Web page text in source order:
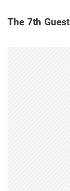
The 7th Guest